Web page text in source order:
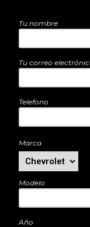
Tu nombre
Tu correo
Telefono
Marca
Modelo
Año